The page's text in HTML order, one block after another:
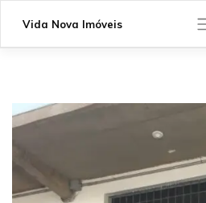
Vida Nova Imóveis